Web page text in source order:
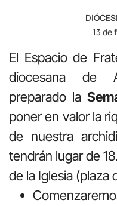
13 de
El Espacio de
diocesana de
preparado la
poner en valor la
de nuestra
tendrán lugar de
de la Iglesia (plaza